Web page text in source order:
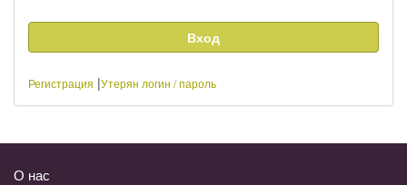
Регистрация |Утерян логин / пароль
О нас